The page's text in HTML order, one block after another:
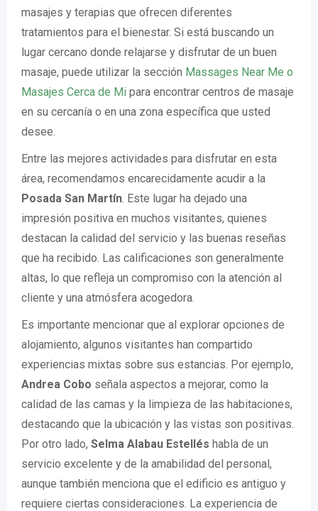
masajes y terapias que ofrecen diferentes
tratamientos para el bienestar. Si está buscando un
lugar cercano donde relajarse y disfrutar de un buen
masaje, puede utilizar la sección Massages Near Me o
Masajes Cerca de Mi para encontrar centros de masaje
en su cercanía o en una zona específica que usted
desee.
Entre las mejores actividades para disfrutar en esta
área, recomendamos encarecidamente acudir a la
Posada San Martín. Este lugar ha dejado una
impresión positiva en muchos visitantes, quienes
destacan la calidad del servicio y las buenas reseñas
que ha recibido. Las calificaciones son generalmente
altas, lo que refleja un compromiso con la atención al
cliente y una atmósfera acogedora.
Es importante mencionar que al explorar opciones de
alojamiento, algunos visitantes han compartido
experiencias mixtas sobre sus estancias. Por ejemplo,
Andrea Cobo señala aspectos a mejorar, como la
calidad de las camas y la limpieza de las habitaciones,
destacando que la ubicación y las vistas son positivas.
Por otro lado, Selma Alabau Estellés habla de un
servicio excelente y de la amabilidad del personal,
aunque también menciona que el edificio es antiguo y
requiere ciertas consideraciones. La experiencia de